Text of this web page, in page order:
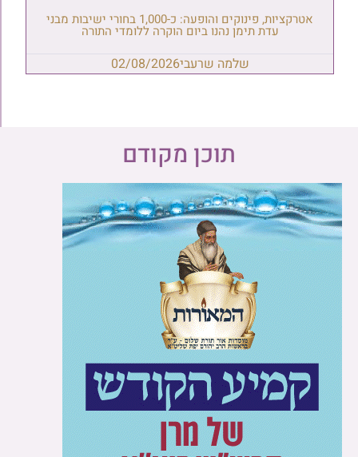
אטרקציות, פינוקים והופעה: כ-1,000 בחורי ישיבות מבני
עדת תימן נהנו ביום הוקרה ללומדי התורה
שלמה שרעבי02/08/2026
תוכן מקודם